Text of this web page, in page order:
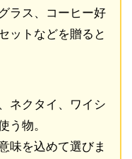
ラス、コーヒー好
ットなどを贈ると
ネクタイ、ワイシ
う物。
味を込めて選びま